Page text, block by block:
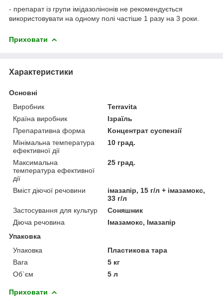
- препарат із групи імідазолінонів не рекомендується
використовувати на одному полі частіше 1 разу на 3 роки.
Приховати
Характеристики
Основні
Виробник
Terravita
Країна виробник
Ізраїль
Препаративна форма
Концентрат суспензії
Мінімальна температура
ефективної дії
10 град.
Максимальна
температура ефективної
дії
25 град.
Вміст діючої речовини
імазапір, 15 г/л + імазамокс,
33 г/л
Застосування для культур
Соняшник
Діюча речовина
Імазамокс, Імазапір
Упаковка
Упаковка
Пластикова тара
Вага
5 кг
Об`єм
5 л
Приховати